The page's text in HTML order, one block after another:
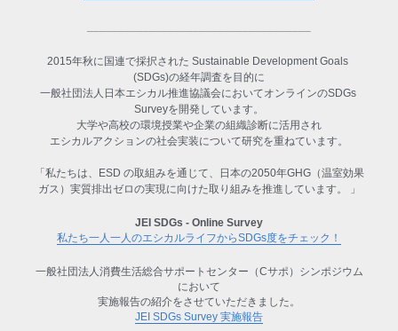
2015年秋に国連で採択された Sustainable Development Goals
(SDGs)の経年調査を目的に
一般社団法人日本エシカル推進協議会においてオンラインのSDGs
Surveyを開発しています。
大学や高校の環境授業や企業の組織診断に活用され
エシカルアクションの社会実装について研究を重ねています。
「私たちは、ESD の取組みを通じて、日本の2050年GHG（温室効果
ガス）実質排出ゼロの実現に向けた取り組みを推進しています。 」
JEI SDGs - Online Survey
私たち一人一人のエシカルライフからSDGs度をチェック！
一般社団法人消費生活総合サポートセンター（Cサポ）シンポジウム
において
実施報告の紹介をさせていただきました。
JEI SDGs Survey 実施報告